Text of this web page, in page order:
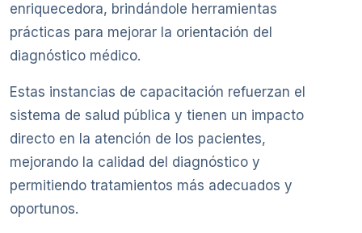
enriquecedora, brindándole herramientas
prácticas para mejorar la orientación del
diagnóstico médico.
Estas instancias de capacitación refuerzan el
sistema de salud pública y tienen un impacto
directo en la atención de los pacientes,
mejorando la calidad del diagnóstico y
permitiendo tratamientos más adecuados y
oportunos.